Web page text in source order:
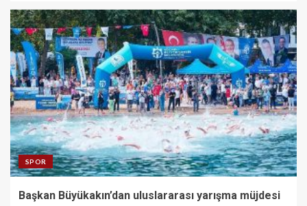
SPOR
Başkan Büyükakın’dan uluslararası yarışma müjdesi